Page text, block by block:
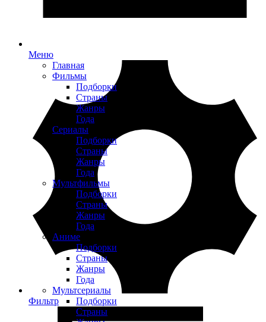
Меню
Главная
Фильмы
Подборки
Страны
Жанры
Года
Сериалы
Подборки
Страны
Жанры
Года
Мультфильмы
Подборки
Страны
Жанры
Года
Аниме
Подборки
Страны
Жанры
Года
Мультсериалы
Подборки
Страны
Фильтр